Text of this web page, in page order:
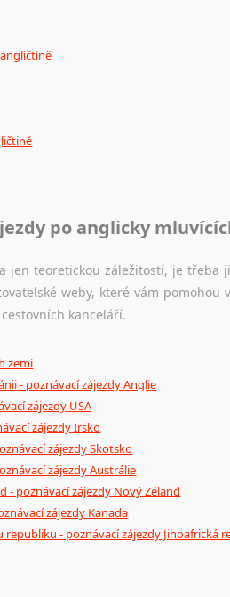
po anglicky
jen teoretickou záležitostí, je
weby, které vám
kanceláří.
zemí
- poznávací zájezdy Anglie
zájezdy USA
zájezdy Irsko
zájezdy Skotsko
zájezdy Austrálie
- poznávací zájezdy Nový Zéland
zájezdy Kanada
republiku - poznávací zájezdy Jihoafrická